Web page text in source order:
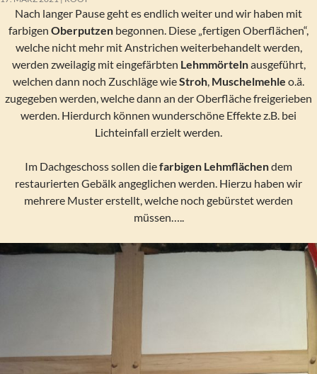
Nach langer Pause geht es endlich weiter und wir haben mit
farbigen Oberputzen begonnen. Diese „fertigen Oberflächen“,
welche nicht mehr mit Anstrichen weiterbehandelt werden,
werden zweilagig mit eingefärbten Lehmmörtelnausgeführt,
welchen dann noch Zuschläge wieStroh, Muschelmehle o.ä.
zugegeben werden, welche dann an der Oberfläche freigerieben
werden. Hierdurch können wunderschöne Effekte z.B. bei
Lichteinfall erzielt werden.
Im Dachgeschoss sollen diefarbigen Lehmflächendem
restaurierten Gebälk angeglichen werden. Hierzu haben wir
mehrere Muster erstellt, welche noch gebürstet werden
müssen…..